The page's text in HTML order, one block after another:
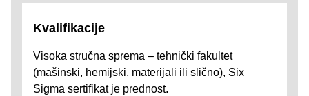
Kvalifikacije
Visoka stručna sprema – tehnički fakultet
(mašinski, hemijski, materijali ili slično), Six
Sigma sertifikat je prednost.